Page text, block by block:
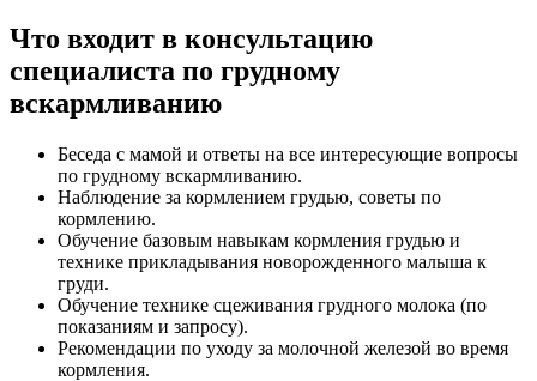
Что входит в консультацию
специалиста по грудному
вскармливанию
Беседа с мамой и ответы на все интересующие вопросы
по грудному вскармливанию.
Наблюдение за кормлением грудью, советы по
кормлению.
Обучение базовым навыкам кормления грудью и
технике прикладывания новорожденного малыша к
груди.
Обучение технике сцеживания грудного молока (по
показаниям и запросу).
Рекомендации по уходу за молочной железой во время
кормления.